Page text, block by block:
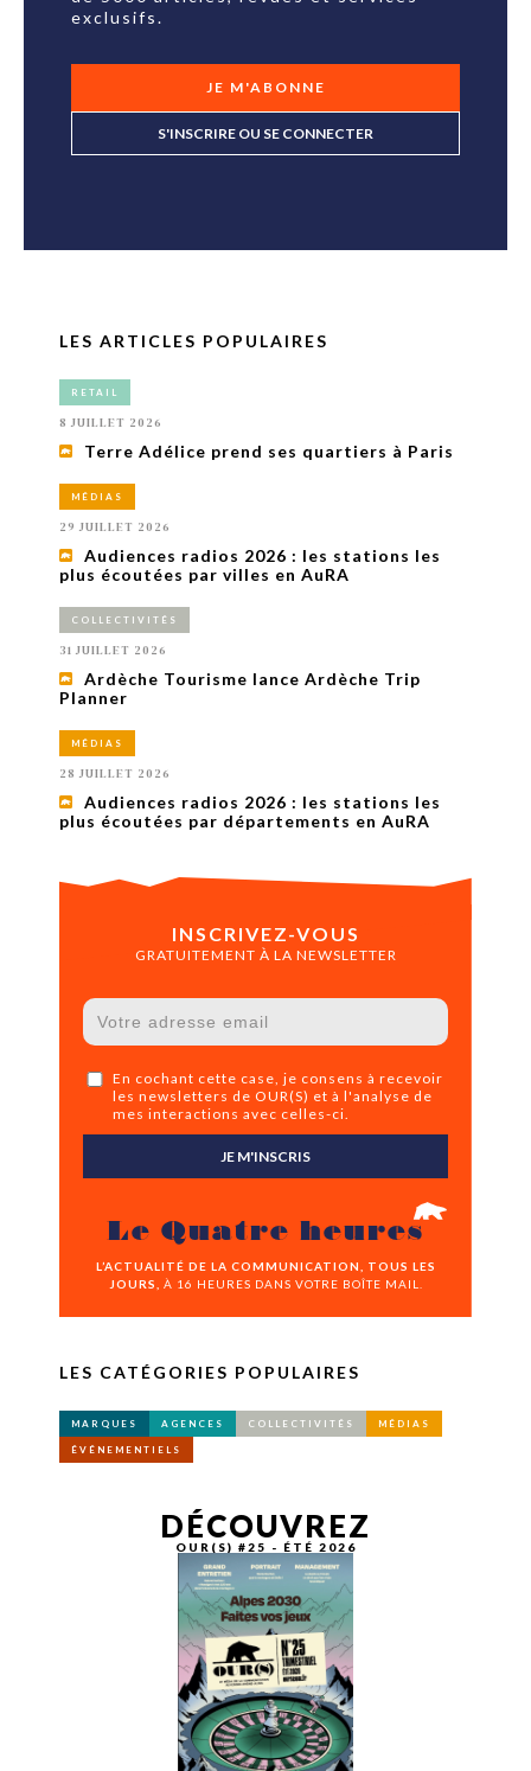
exclusifs.
JE M'ABONNE
S'INSCRIRE OU SE CONNECTER
LES ARTICLES POPULAIRES
RETAIL
8 JUILLET 2026
Terre Adélice prend ses quartiers à Paris
MÉDIAS
29 JUILLET 2026
Audiences radios 2026 : les stations les
plus écoutées par villes en AuRA
COLLECTIVITÉS
31 JUILLET 2026
Ardèche Tourisme lance Ardèche Trip
Planner
MÉDIAS
28 JUILLET 2026
Audiences radios 2026 : les stations les
plus écoutées par départements en AuRA
INSCRIVEZ-VOUS
GRATUITEMENT À LA NEWSLETTER
En cochant cette case, je consens à recevoir
les newsletters de OUR(S) et à l'analyse de
mes interactions avec celles-ci.
JE M'INSCRIS
Le Quatre heures
L’ACTUALITÉ DE LA COMMUNICATION, TOUS LES
JOURS,
À 16 HEURES DANS VOTRE BOÎTE MAIL.
LES CATÉGORIES POPULAIRES
MARQUES AGENCES COLLECTIVITÉS MÉDIAS
ÉVÉNEMENTIELS
DÉCOUVREZ
OUR(S) #25 - ÉTÉ 2026